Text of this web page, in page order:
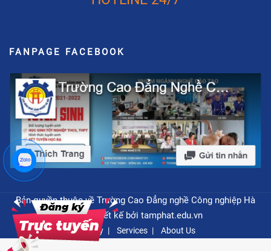
FANPAGE FACEBOOK
Bản quyền thuộc về Trường Cao Đẳng nghề Công nghiệp Hà
Nội - Thiết kế bởi tamphat.edu.vn
Privacy Services About Us